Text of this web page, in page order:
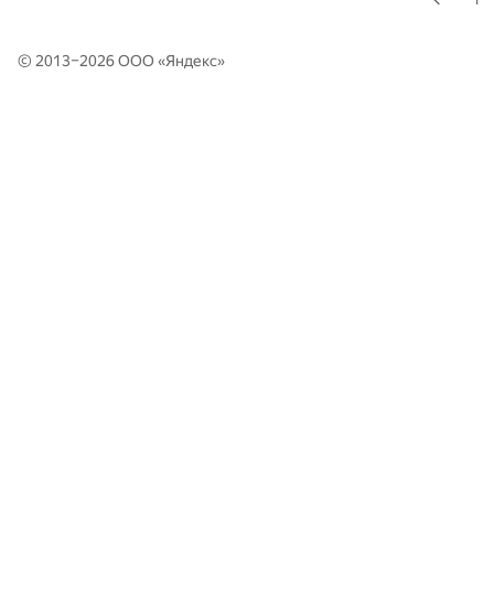
© 2013–2026 ООО «Яндекс»